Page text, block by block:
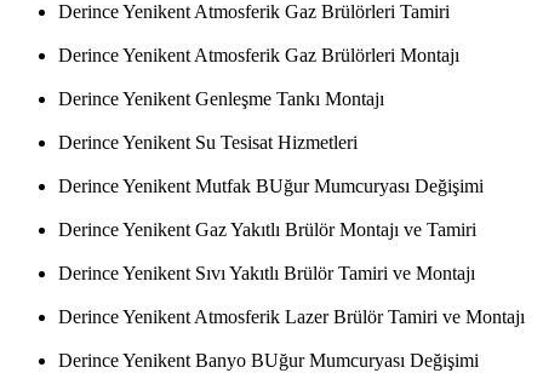
Derince Yenikent Atmosferik Gaz Brülörleri Tamiri
Derince Yenikent Atmosferik Gaz Brülörleri Montajı
Derince Yenikent Genleşme Tankı Montajı
Derince Yenikent Su Tesisat Hizmetleri
Derince Yenikent Mutfak BUğur Mumcuryası Değişimi
Derince Yenikent Gaz Yakıtlı Brülör Montajı ve Tamiri
Derince Yenikent Sıvı Yakıtlı Brülör Tamiri ve Montajı
Derince Yenikent Atmosferik Lazer Brülör Tamiri ve Montajı
Derince Yenikent Banyo BUğur Mumcuryası Değişimi